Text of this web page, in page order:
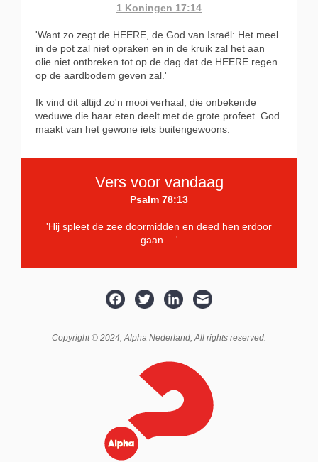
1 Koningen 17:14
'Want zo zegt de HEERE, de God van Israël: Het meel
in de pot zal niet opraken en in de kruik zal het aan
olie niet ontbreken tot op de dag dat de HEERE regen
op de aardbodem geven zal.'
Ik vind dit altijd zo'n mooi verhaal, die onbekende
weduwe die haar eten deelt met de grote profeet. God
maakt van het gewone iets buitengewoons.
Vers voor vandaag
Psalm 78:13
'Hij spleet de zee doormidden en deed hen erdoor
gaan….'
Copyright © 2024,Alpha Nederland, All rights reserved.